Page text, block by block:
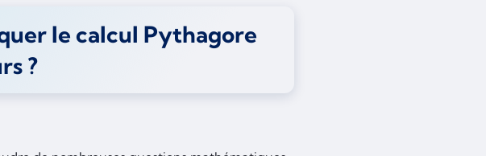
le calcul Pythagore
?